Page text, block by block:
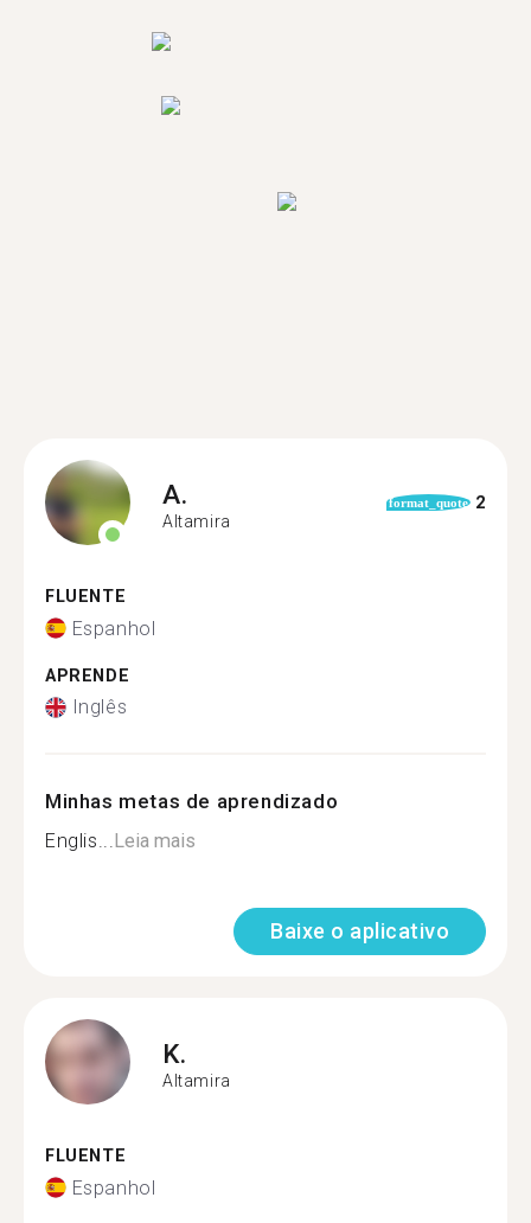
A.
Altamira
format_quote 2
FLUENTE
Espanhol
APRENDE
Inglês
Minhas metas de aprendizado
Englis...Leia mais
Baixe o aplicativo
K.
Altamira
FLUENTE
Espanhol